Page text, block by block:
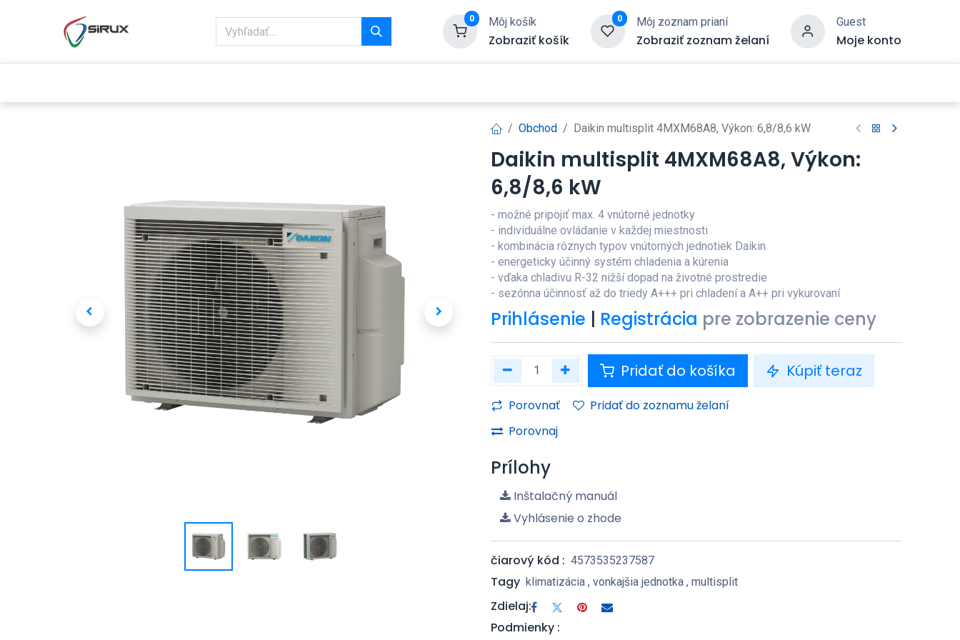
0 Môj košík
Zobraziť košík
0 Môj zoznam prianí
Zobraziť zoznam želaní
Guest
Moje konto
Obchod Daikin multisplit 4MXM68A8, Výkon: 6,8/8,6 kW
Daikin multisplit 4MXM68A8, Výkon:
6,8/8,6 kW
- možné pripojiť max. 4 vnútorné jednotky
- individuálne ovládanie v každej miestnosti
- kombinácia rôznych typov vnútorných jednotiek Daikin
- energeticky účinný systém chladenia a kúrenia
- vďaka chladivu R-32 nižší dopad na životné prostredie
- sezónna účinnosť až do triedy A+++ pri chladení a A++ pri vykurovaní
Prihlásenie | Registrácia pre zobrazenie ceny
Pridať do košíka Kúpiť teraz
Porovnať
Pridať do zoznamu želaní
Porovnaj
Prílohy
Inštalačný manuál
Vyhlásenie o zhode
čiarový kód : 4573535237587
Tagy klimatizácia , vonkajšia jednotka , multisplit
Zdielaj:
Podmienky :